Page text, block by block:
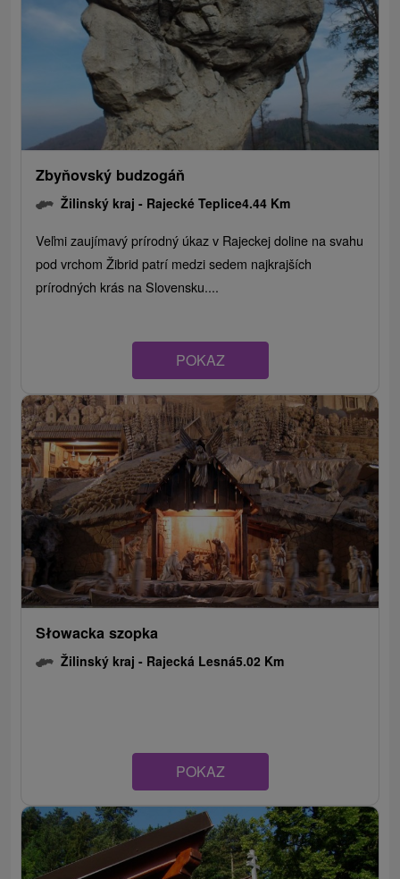
Zbyňovský budzogáň
Žilinský kraj - Rajecké Teplice4.44 Km
Veľmi zaujímavý prírodný úkaz v Rajeckej doline na svahu
pod vrchom Žibrid patrí medzi sedem najkrajších
prírodných krás na Slovensku....
POKAZ
Słowacka szopka
Žilinský kraj - Rajecká Lesná5.02 Km
POKAZ